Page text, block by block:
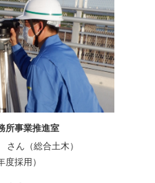
所事業推進室
さん（総合土木）
度採用）